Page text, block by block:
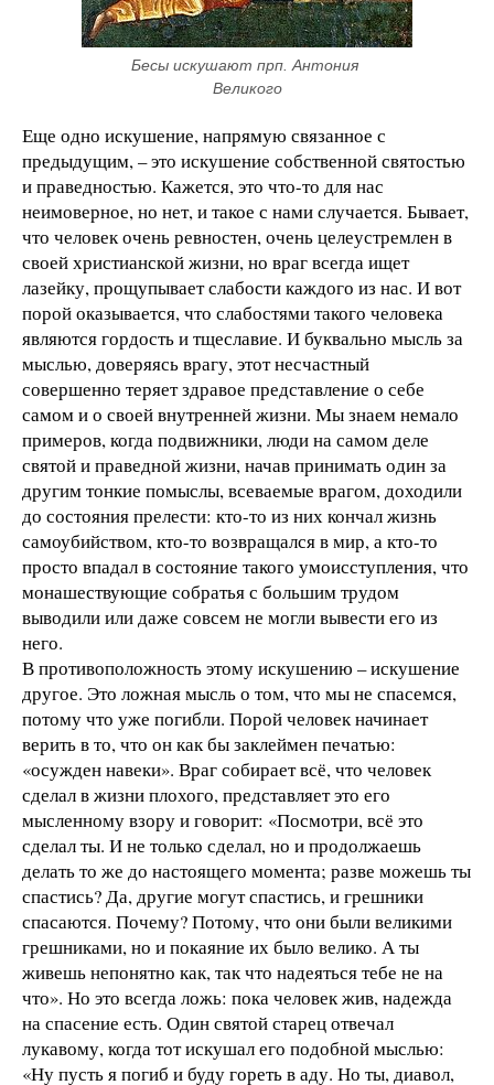
Бесы искушают прп. Антония
Великого
Еще одно искушение, напрямую связанное с
предыдущим, – это искушение собственной святостью
и праведностью. Кажется, это что-то для нас
неимоверное, но нет, и такое с нами случается. Бывает,
что человек очень ревностен, очень целеустремлен в
своей христианской жизни, но враг всегда ищет
лазейку, прощупывает слабости каждого из нас. И вот
порой оказывается, что слабостями такого человека
являются гордость и тщеславие. И буквально мысль за
мыслью, доверяясь врагу, этот несчастный
совершенно теряет здравое представление о себе
самом и о своей внутренней жизни. Мы знаем немало
примеров, когда подвижники, люди на самом деле
святой и праведной жизни, начав принимать один за
другим тонкие помыслы, всеваемые врагом, доходили
до состояния прелести: кто-то из них кончал жизнь
самоубийством, кто-то возвращался в мир, а кто-то
просто впадал в состояние такого умоисступления, что
монашествующие собратья с большим трудом
выводили или даже совсем не могли вывести его из
него.
В противоположность этому искушению – искушение
другое. Это ложная мысль о том, что мы не спасемся,
потому что уже погибли. Порой человек начинает
верить в то, что он как бы заклеймен печатью:
«осужден навеки». Враг собирает всё, что человек
сделал в жизни плохого, представляет это его
мысленному взору и говорит: «Посмотри, всё это
сделал ты. И не только сделал, но и продолжаешь
делать то же до настоящего момента; разве можешь ты
спастись? Да, другие могут спастись, и грешники
спасаются. Почему? Потому, что они были великими
грешниками, но и покаяние их было велико. А ты
живешь непонятно как, так что надеяться тебе не на
что». Но это всегда ложь: пока человек жив, надежда
на спасение есть. Один святой старец отвечал
лукавому, когда тот искушал его подобной мыслью:
«Ну пусть я погиб и буду гореть в аду. Но ты, диавол,